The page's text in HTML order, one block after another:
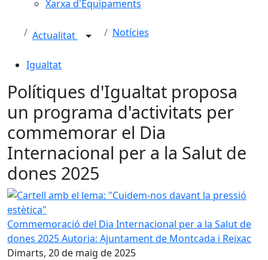
Xarxa d'Equipaments
Actualitat Notícies
Igualtat
Polítiques d'Igualtat proposa
un programa d'activitats per
commemorar el Dia
Internacional per a la Salut de
dones 2025
Cartell amb el lema: "Cuidem-nos davant la pressió
Commemoració del Dia Internacional per a la Salut de
dones 2025Autoria: Ajuntament de Montcada i Reixac
Dimarts, 20 de maig de 2025